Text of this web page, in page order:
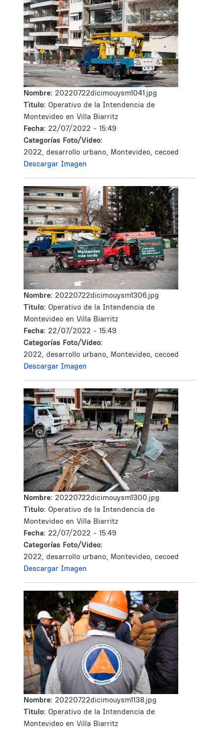
Nombre: 20220722dicimouysm1041.jpg
Tìtulo: Operativo de la Intendencia de
Montevideo en Villa Biarritz
Fecha: 22/07/2022 - 15:49
Categorías Foto/Video:
2022, desarrollo urbano, Montevideo, cecoed
Descargar Imagen
Nombre: 20220722dicimouysm1306.jpg
Tìtulo: Operativo de la Intendencia de
Montevideo en Villa Biarritz
Fecha: 22/07/2022 - 15:49
Categorías Foto/Video:
2022, desarrollo urbano, Montevideo, cecoed
Descargar Imagen
Nombre: 20220722dicimouysm1300.jpg
Tìtulo: Operativo de la Intendencia de
Montevideo en Villa Biarritz
Fecha: 22/07/2022 - 15:49
Categorías Foto/Video:
2022, desarrollo urbano, Montevideo, cecoed
Descargar Imagen
Nombre: 20220722dicimouysm1138.jpg
Tìtulo: Operativo de la Intendencia de
Montevideo en Villa Biarritz